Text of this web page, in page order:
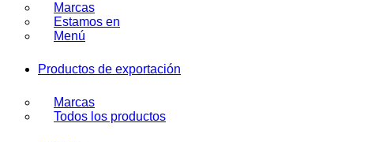
Marcas
Estamos en
Menú
Productos de exportación
Marcas
Todos los productos